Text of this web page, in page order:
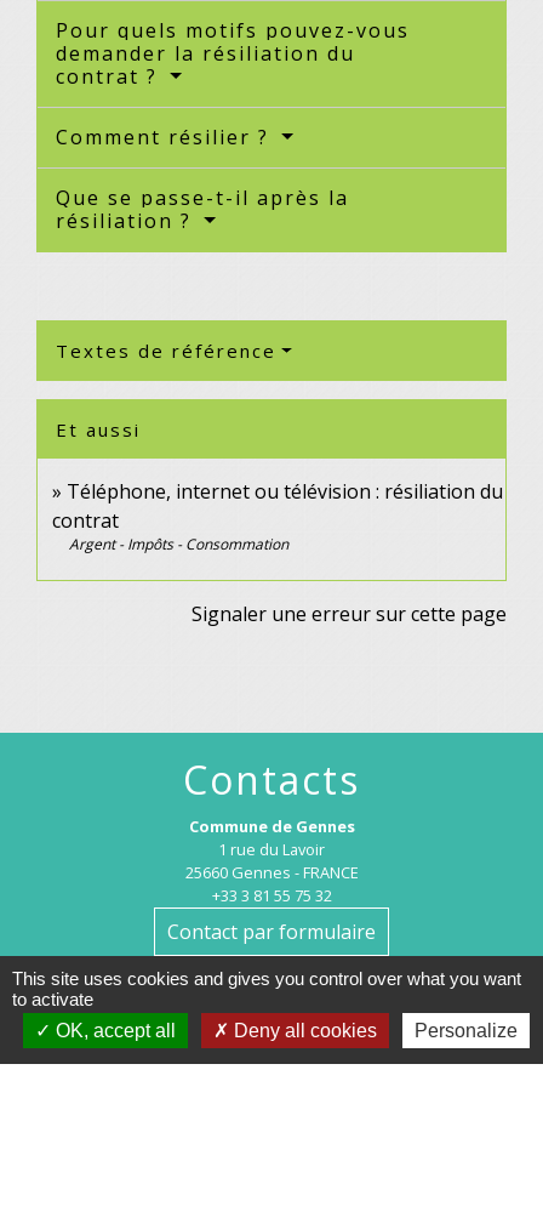
Pour quels motifs pouvez-vous
demander la résiliation du
contrat ?
Comment résilier ?
Que se passe-t-il après la
résiliation ?
Textes de référence
Et aussi
Téléphone, internet ou télévision : résiliation du
contrat
Argent - Impôts - Consommation
Signaler une erreur sur cette page
Contacts
Commune de Gennes
1 rue du Lavoir
25660 Gennes - FRANCE
+33 3 81 55 75 32
Contact par formulaire
Horaires d’ouverture au public :
Le lundi après-midi : de 13h30 à 18h00.
Et sur rendez-vous le reste de la semaine (hors mercredi après-midi
This site uses cookies and gives you control over what you want
to activate
OK, accept all
Deny all cookies Personalize